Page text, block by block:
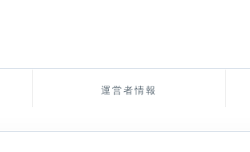
運営者情報